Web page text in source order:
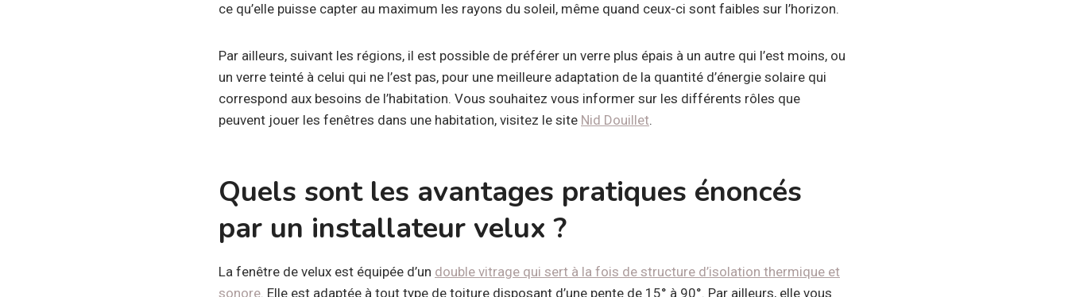
ce qu’elle puisse capter au maximum les rayons du soleil, même quand ceux-ci sont faibles sur l’horizon.
Par ailleurs, suivant les régions, il est possible de préférer un verre plus épais à un autre qui l’est moins, ou
un verre teinté à celui qui ne l’est pas, pour une meilleure adaptation de la quantité d’énergie solaire qui
correspond aux besoins de l’habitation. Vous souhaitez vous informer sur les différents rôles que
peuvent jouer les fenêtres dans une habitation, visitez le site Nid Douillet.
Quels sont les avantages pratiques énoncés
par un installateur velux ?
La fenêtre de velux est équipée d’un double vitrage qui sert à la fois de structure d’isolation thermique et
sonore. Elle est adaptée à tout type de toiture disposant d’une pente de 15° à 90°. Par ailleurs, elle vous